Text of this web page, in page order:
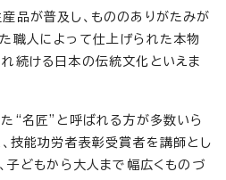
品が普及し、もののありがたみが
職人によって仕上げられた本物
続ける日本の伝統文化といえま
“名匠”と呼ばれる方が多数いら
、技能功労者表彰受賞者を講師とし
子どもから大人まで幅広くものづ